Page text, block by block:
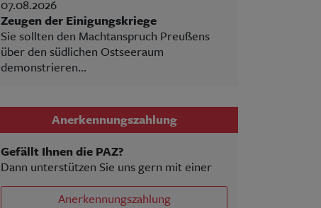
07.08.2026
Zeugen der Einigungskriege
Sie sollten den Machtanspruch Preußens
über den südlichen Ostseeraum
demonstrieren...
Anerkennungszahlung
Gefällt Ihnen die PAZ?
Dann unterstützen Sie uns gern mit einer
Anerkennungszahlung